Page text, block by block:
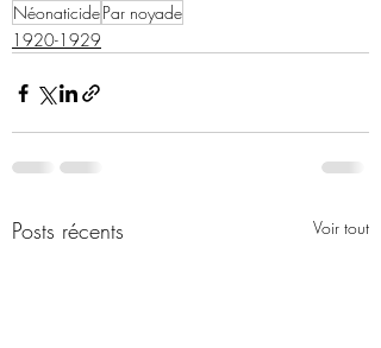
NéonaticidePar noyade
1920-1929
Posts récents Voir tout